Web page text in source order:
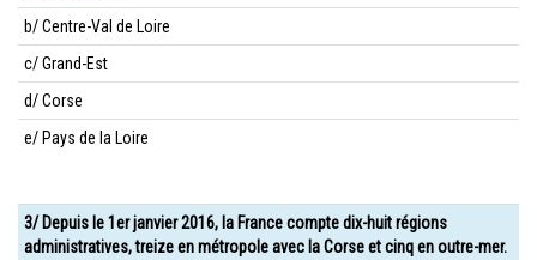
b/ Centre-Val de Loire
c/ Grand-Est
d/ Corse
e/ Pays de la Loire
3/ Depuis le 1er janvier 2016, la France compte dix-huit régions
administratives, treize en métropole avec la Corse et cinq en outre-mer.